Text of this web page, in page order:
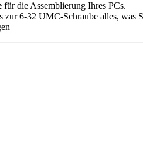
für die Assemblierung Ihres PCs.
zur 6-32 UMC-Schraube alles, was